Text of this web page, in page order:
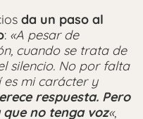
da un paso al
: «A pesar de
cuando se trata de
silencio. No por falta
es mi carácter y
respuesta. Pero
no tenga voz«,